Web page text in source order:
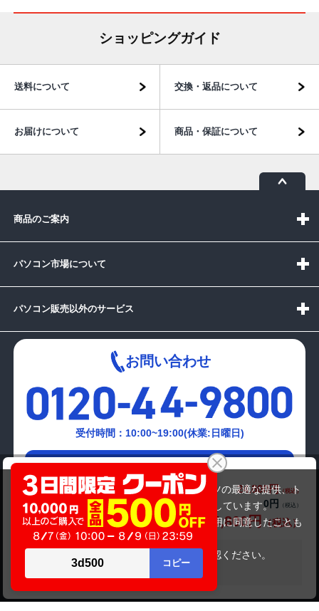
DELL Inspiron 3505 (AMD Athlon 3050U)
商品価格(税込) 24,800円
オプション小計価格(税込)
0円
商品合計価格(税込)
24,800円
在庫がありません
ショッピングガイド
送料について 交換・返品について
お届けについて 商品・保証について
商品のご案内
パソコン市場について
パソコン販売以外のサービス
お問い合わせ
受付時間：10:00~19:00(休業:日曜日)
メールでの
お問い合わせはこちら
当サイトでは利用体験の向上およびコンテンツの最適な提供、ト
ラフィックの分析を目的としてCookieを使用しています。
サイトの閲覧を継続された場合、Cookieの利用に同意したことも
のといたします。
をご確認ください。
承諾する